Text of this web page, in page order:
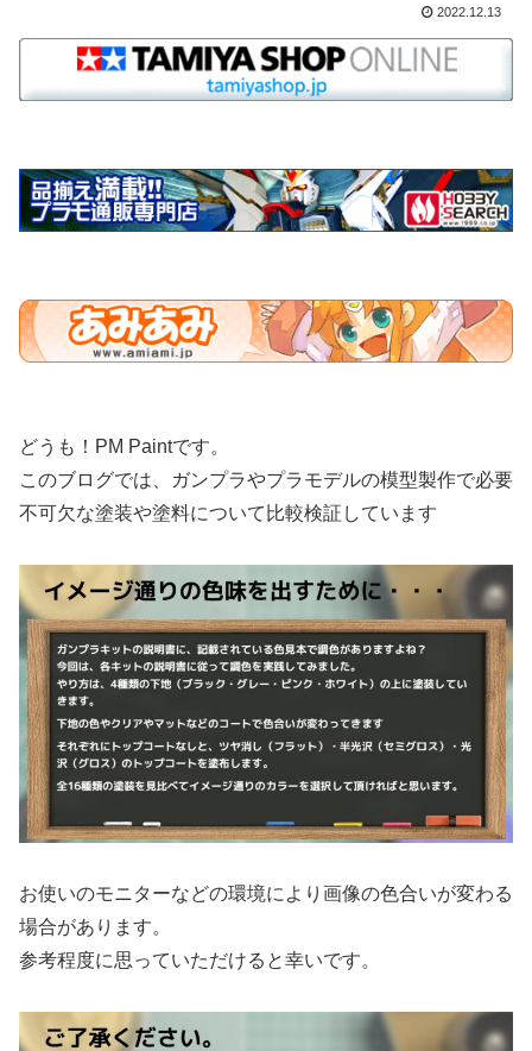
2022.12.13
どうも！PM Paintです。
このブログでは、ガンプラやプラモデルの模型製作で必要
不可欠な塗装や塗料について比較検証しています
お使いのモニターなどの環境により画像の色合いが変わる
場合があります。
参考程度に思っていただけると幸いです。